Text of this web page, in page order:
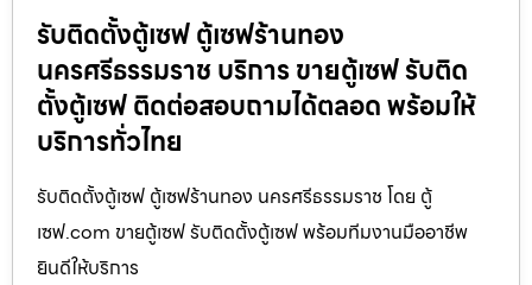
รับติดตั้งตู้เซฟ ตู้เซฟร้านทอง
นครศรีธรรมราช บริการ ขายตู้เซฟ รับติด
ตั้งตู้เซฟ ติดต่อสอบถามได้ตลอด พร้อมให้
บริการทั่วไทย
รับติดตั้งตู้เซฟ ตู้เซฟร้านทอง นครศรีธรรมราช โดย ตู้
เซฟ.com ขายตู้เซฟ รับติดตั้งตู้เซฟ พร้อมทีมงานมืออาชีพ
ยินดีให้บริการ